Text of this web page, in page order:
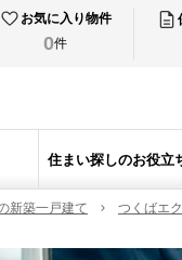
お気に入り物件
0件
住まい探しのお役立
新築一戸建て
つくばエ